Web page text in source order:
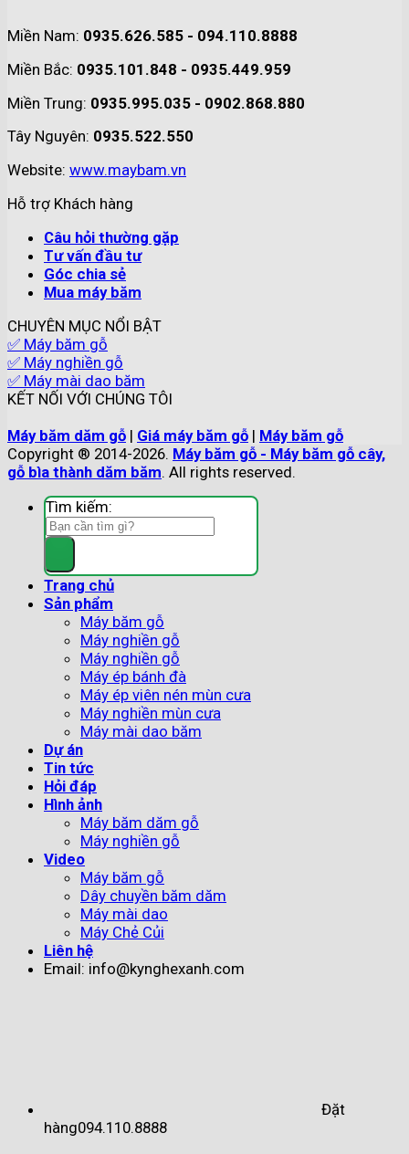
Miền Nam: 0935.626.585 - 094.110.8888
Miền Bắc: 0935.101.848 - 0935.449.959
Miền Trung: 0935.995.035 - 0902.868.880
Tây Nguyên: 0935.522.550
Website: www.maybam.vn
Hỗ trợ Khách hàng
Câu hỏi thường gặp
Tư vấn đầu tư
Góc chia sẻ
Mua máy băm
CHUYÊN MỤC NỔI BẬT
✅ Máy băm gỗ
✅ Máy nghiền gỗ
✅ Máy mài dao băm
KẾT NỐI VỚI CHÚNG TÔI
Máy băm dăm gỗ | Giá máy băm gỗ | Máy băm gỗ
Copyright ® 2014-2026. Máy băm gỗ - Máy băm gỗ cây,
gỗ bìa thành dăm băm. All rights reserved.
Tìm kiếm:
Trang chủ
Sản phẩm
Máy băm gỗ
Máy nghiền gỗ
Máy nghiền gỗ
Máy ép bánh đà
Máy ép viên nén mùn cưa
Máy nghiền mùn cưa
Máy mài dao băm
Dự án
Tin tức
Hỏi đáp
Hình ảnh
Máy băm dăm gỗ
Máy nghiền gỗ
Video
Máy băm gỗ
Dây chuyền băm dăm
Máy mài dao
Máy Chẻ Củi
Liên hệ
Email: info@kynghexanh.com
Đặt
hàng094.110.8888